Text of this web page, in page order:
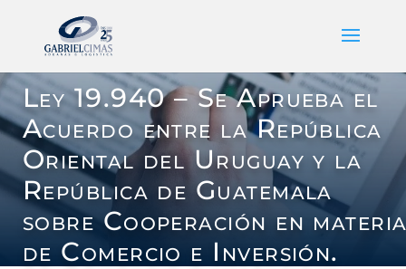
Ley 19.940 – Se Aprueba el
Acuerdo entre la República
Oriental del Uruguay y la
República de Guatemala
sobre Cooperación en
de Comercio e Inversión.